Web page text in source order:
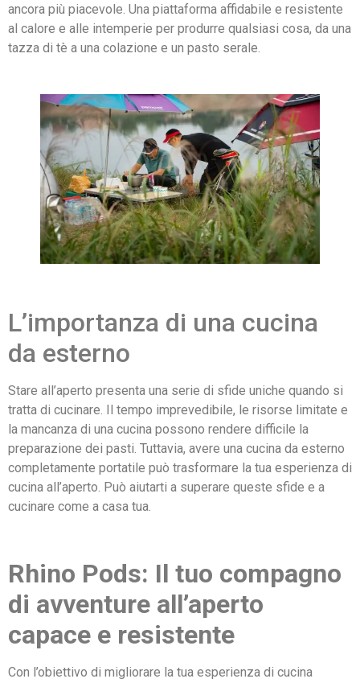
ancora più piacevole. Una piattaforma affidabile e resistente
al calore e alle intemperie per produrre qualsiasi cosa, da una
tazza di tè a una colazione e un pasto serale.
L’importanza di una cucina
da esterno
Stare all’aperto presenta una serie di sfide uniche quando si
tratta di cucinare. Il tempo imprevedibile, le risorse limitate e
la mancanza di una cucina possono rendere difficile la
preparazione dei pasti. Tuttavia, avere una cucina da esterno
completamente portatile può trasformare la tua esperienza di
cucina all’aperto. Può aiutarti a superare queste sfide e a
cucinare come a casa tua.
Rhino Pods: Il tuo compagno
di avventure all’aperto
capace e resistente
Con l’obiettivo di migliorare la tua esperienza di cucina